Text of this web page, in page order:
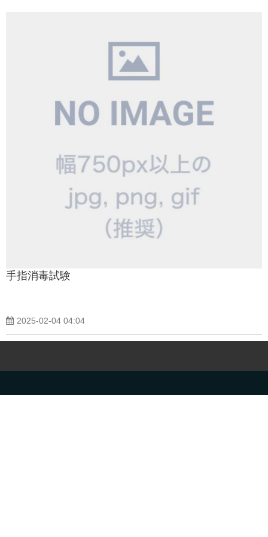
手指消毒試験
2025-02-04 04:04